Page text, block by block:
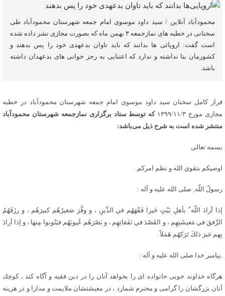
محمودآباد آنلاین / سید داود موسوی امام جمعه شهرستان محمودآباد طی
سخنانی در خطبه های نمازجمعه ۳ بهمن ماه که بصورت مجازی نشر داده شده
است گفت: اروپائی ها بدانند که باید تاوان بدعهدی خود را پس بدهند و
کشورمان بنا نداشته و ندارد که اعتنایی به رجز خوانی های بدعهدان داشته
باشد.
فراز کامل سخنان سید داود موسوی امام جمعه شهرستان محمودآباد در خطبه
مجازی مورخ ۱۳۹۹/۱۱/۳
که توسط ستاد برگزاری نمازجمعه شهرستان محمودآباد
منتشر شده است به شرح ذیل می‌باشد:
بسمه تعالی
اوصيکم بتقوي الله و نظم امرکم.
رسولُ اللّه ِ صلى الله عليه و آله :
إذا أرادَ اللّه ُ بأهلِ بَيْتٍ خَيرا فَقّهَهُم في الدِّينِ ، و وقَّرَ صَغيرُهُم كبيرَهُم ، و رزَقَهُمُ
الرِّفقَ في مَعيشَتِهِم ، و القَصْدَ في نَفَقاتِهِم ، و بَصّرَهُم عُيوبَهُم فيَتُوبوا مِنها ، و إذا أرادَ
بِهم غيرَ ذلكَ تَرَكهُم هَمَلاً .
.پيامبر خدا صلى الله عليه و آله :
هرگاه خداوند خوبى خانواده اى را بخواهد آنان را در دين فقيه و آگاه كند ، كوچك
آنان بزرگشان را گرامى و محترم شمارد ، در معيشتشان ملايمت و مدارا و در هزينه